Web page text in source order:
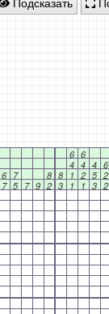
6 6
4 4 4 6
6 7 8 8 1 2 5 2
7 5 7 9 2 3 1 1 3 2